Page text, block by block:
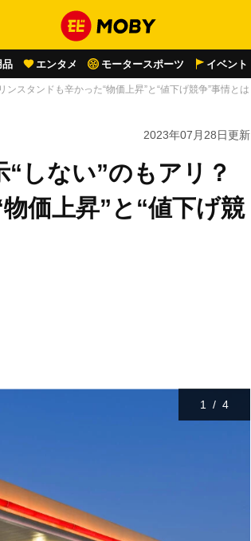
品 エンタメ モータースポーツ イベント
スタンドも辛かった“物価上昇”と“値下げ競争”事情とは
2023年07月28日更新
しない”のもアリ？
価上昇”と“値下げ競
1 / 4